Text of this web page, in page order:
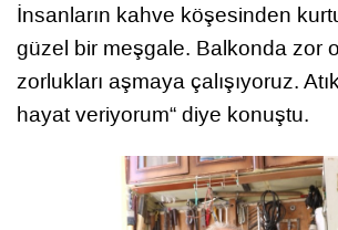
İnsanların kahve köşesinden
güzel bir meşgale. Balkonda zor
zorlukları aşmaya çalışıyoruz.
hayat veriyorum“ diye konuştu.